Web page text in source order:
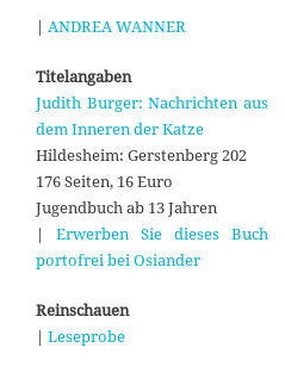
| ANDREA WANNER
Titelangaben
Judith Burger: Nachrichten aus
dem Inneren der Katze
Hildesheim: Gerstenberg 202
176 Seiten, 16 Euro
Jugendbuch ab 13 Jahren
| Erwerben Sie dieses Buch
portofrei bei Osiander
Reinschauen
| Leseprobe